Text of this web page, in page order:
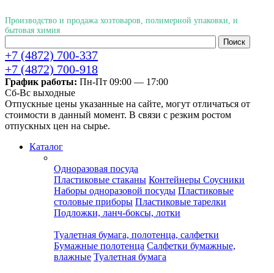
Производство и продажа хозтоваров, полимерной упаковки, и
бытовая химия
+7 (4872) 700-337
+7 (4872) 700-918
График работы: Пн-Пт 09:00 — 17:00
Cб-Вс выходные
Отпускные цены указанные на сайте, могут отличаться от
стоимости в данный момент. В связи с резким ростом
отпускных цен на сырье.
Каталог
Одноразовая посуда
Пластиковые стаканы Контейнеры Соусники
Наборы одноразовой посуды Пластиковые
столовые приборы Пластиковые тарелки
Подложки, ланч-боксы, лотки
Туалетная бумага, полотенца, салфетки
Бумажные полотенца Салфетки бумажные,
влажные Туалетная бумага